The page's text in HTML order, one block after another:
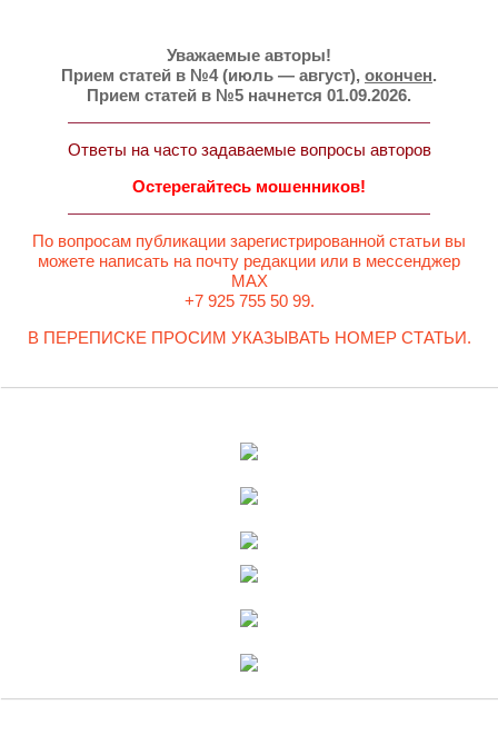
Уважаемые авторы!
Прием статей в №4 (июль — август), окончен.
Прием статей в №5 начнется 01.09.2026.
Ответы на часто задаваемые вопросы авторов
Остерегайтесь мошенников!
По вопросам публикации зарегистрированной статьи вы
можете написать на почту редакции или в мессенджер
MAX
+7 925 755 50 99.
В ПЕРЕПИСКЕ ПРОСИМ УКАЗЫВАТЬ НОМЕР СТАТЬИ.